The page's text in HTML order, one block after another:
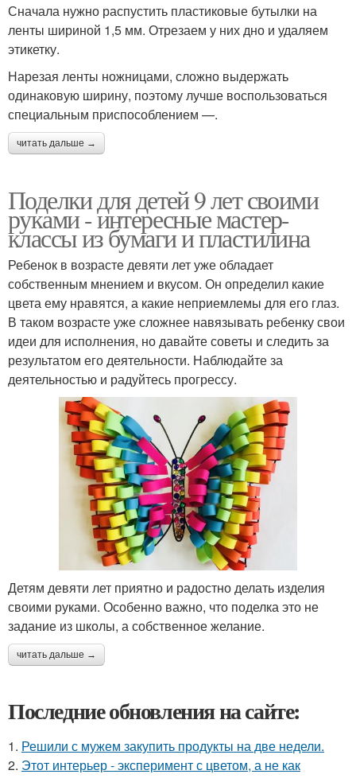
Сначала нужно распустить пластиковые бутылки на
ленты шириной 1,5 мм. Отрезаем у них дно и удаляем
этикетку.
Нарезая ленты ножницами, сложно выдержать
одинаковую ширину, поэтому лучше воспользоваться
специальным приспособлением —.
читать дальше →
Поделки для детей 9 лет своими
руками - интересные мастер-
классы из бумаги и пластилина
Ребенок в возрасте девяти лет уже обладает
собственным мнением и вкусом. Он определил какие
цвета ему нравятся, а какие неприемлемы для его глаз.
В таком возрасте уже сложнее навязывать ребенку свои
идеи для исполнения, но давайте советы и следить за
результатом его деятельности. Наблюдайте за
деятельностью и радуйтесь прогрессу.
Детям девяти лет приятно и радостно делать изделия
своими руками. Особенно важно, что поделка это не
задание из школы, а собственное желание.
читать дальше →
Последние обновления на сайте:
1. Решили с мужем закупить продукты на две недели.
2. Этот интерьер - эксперимент с цветом, а не как